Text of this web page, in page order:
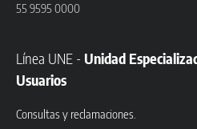
55 9595 0000
Línea UNE - Unidad
Usuarios
Consultas y reclamaciones.